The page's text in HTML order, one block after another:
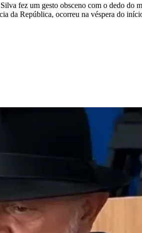
fez um gesto obsceno com o dedo do
da República, ocorreu na véspera do